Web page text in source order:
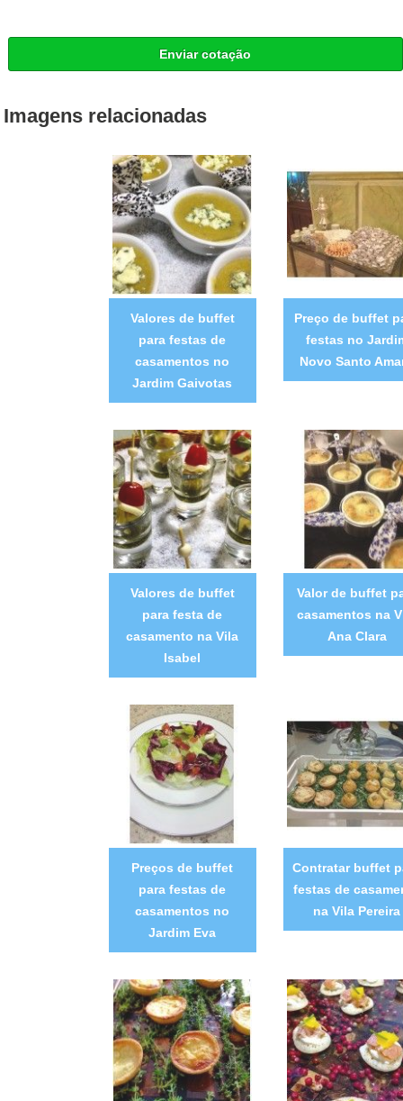
Enviar cotação
Imagens relacionadas
Valores de buffet
para festas de
casamentos no
Jardim Gaivotas
Preço de buffet
festas no
Novo Santo
Valores de buffet
para festa de
casamento na Vila
Isabel
Valor de buffet
casamentos na
Ana Clara
Preços de buffet
para festas de
casamentos no
Jardim Eva
Contratar buffet
festas de
na Vila Pereira